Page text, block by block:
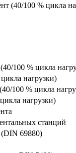
(40/100 % цикла
100 % цикла
нагрузки)
100 % цикла
нагрузки)
станций
(DIN 69880)